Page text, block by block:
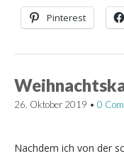
Pinterest
26. Oktober 2019 • 0
Nachdem ich von der